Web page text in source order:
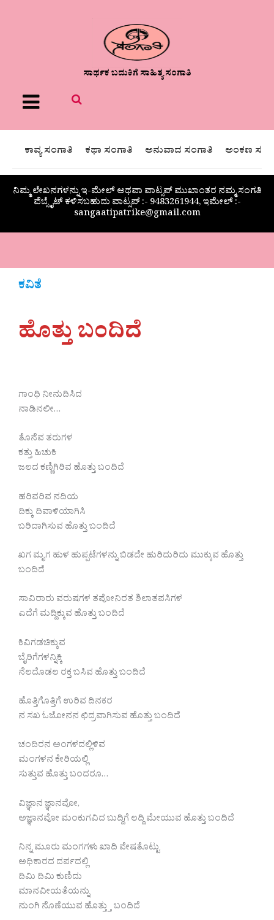
ಸಾರ್ಥಕ ಬದುಕಿಗೆ ಸಾಹಿತ್ಯ ಸಂಗಾತಿ
Menu
ಕಾವ್ಯ ಸಂಗಾತಿ ಕಥಾ ಸಂಗಾತಿ ಅನುವಾದ ಸಂಗಾತಿ ಅಂಕಣ
ನಿಮ್ಮ ಲೇಖನಗಳನ್ನು ಇ-ಮೇಲ್ ಅಥವಾ ವಾಟ್ಸಪ್ ಮುಖಾಂತರ ನಮ್ಮ ಸಂಗತಿ
ವೆಬ್ಸೈಟ್ ಕಳಿಸಬಹುದು ವಾಟ್ಸಪ್‌ :- 9483261944, ಇಮೇಲ್ :-
sangaatipatrike@gmail.com
ಕವಿತೆ
ಹೊತ್ತು ಬಂದಿದೆ
ಗಾಂಧಿ ನೀನುದಿಸಿದ
ನಾಡಿನಲೀ…
ತೊನೆವ ತರುಗಳ
ಕತ್ತು ಹಿಚುಕಿ
ಜಲದ ಕಣ್ಣಿಗಿರಿವ ಹೊತ್ತು ಬಂದಿದೆ
ಹರಿವರಿವ ನದಿಯ
ದಿಕ್ಕು ದಿವಾಳಿಯಾಗಿಸಿ
ಬರಿದಾಗಿಸುವ ಹೊತ್ತು ಬಂದಿದೆ
ಖಗ ಮೃಗ ಹುಳ ಹುಪ್ಪಟೆಗಳನ್ನು ಬಿಡದೇ ಹುರಿದುರಿದು ಮುಕ್ಕುವ ಹೊತ್ತು
ಬಂದಿದೆ
ಸಾವಿರಾರು ವರುಷಗಳ ತಪೋನಿರತ ಶಿಲಾತಪಸಿಗಳ
ಎದೆಗೆ ಮದ್ದಿಕ್ಕುವ ಹೊತ್ತು ಬಂದಿದೆ
ಕಿವಿಗಡಚಿಕ್ಕುವ
ಬೈರಿಗೆಗಳನ್ನಿಕ್ಕಿ
ನೆಲದೊಡಲ ರಕ್ತ ಬಸಿವ ಹೊತ್ತು ಬಂದಿದೆ
ಹೊತ್ತಿಗೊತ್ತಿಗೆ ಉರಿವ ದಿನಕರ
ನ ಸಖ ಓಜೋನನ ಛಿದ್ರವಾಗಿಸುವ ಹೊತ್ತು ಬಂದಿದೆ
ಚಂದಿರನ ಅಂಗಳದಲ್ಲಿಳಿವ
ಮಂಗಳನ ಕೇರಿಯಲ್ಲಿ
ಸುತ್ತುವ ಹೊತ್ತು ಬಂದರೂ…
ವಿಜ್ಞಾನ ಜ್ಞಾನವೋ,
ಅಜ್ಞಾನವೋ ಮಂಕುಗವಿದ ಬುದ್ದಿಗೆ ಲದ್ದಿ ಮೇಯುವ ಹೊತ್ತು ಬಂದಿದೆ
ನಿನ್ನ ಮೂರು ಮಂಗಗಳು ಖಾದಿ ವೇಷತೊಟ್ಟು
ಅಧಿಕಾರದ ದರ್ಪದಲ್ಲಿ
ದಿಮಿ ದಿಮಿ ಕುಣಿದು
ಮಾನವೀಯತೆಯನ್ನು
ನುಂಗಿ ನೊಣೆಯುವ ಹೊತ್ತ್ತು ಬಂದಿದೆ